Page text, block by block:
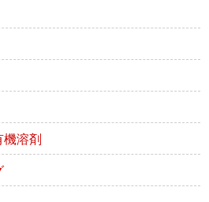
溶剤